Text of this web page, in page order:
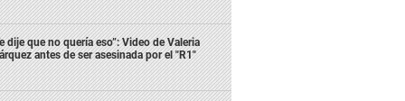
dije que no quería eso”: Video de Valeria
antes de ser asesinada por el "R1"